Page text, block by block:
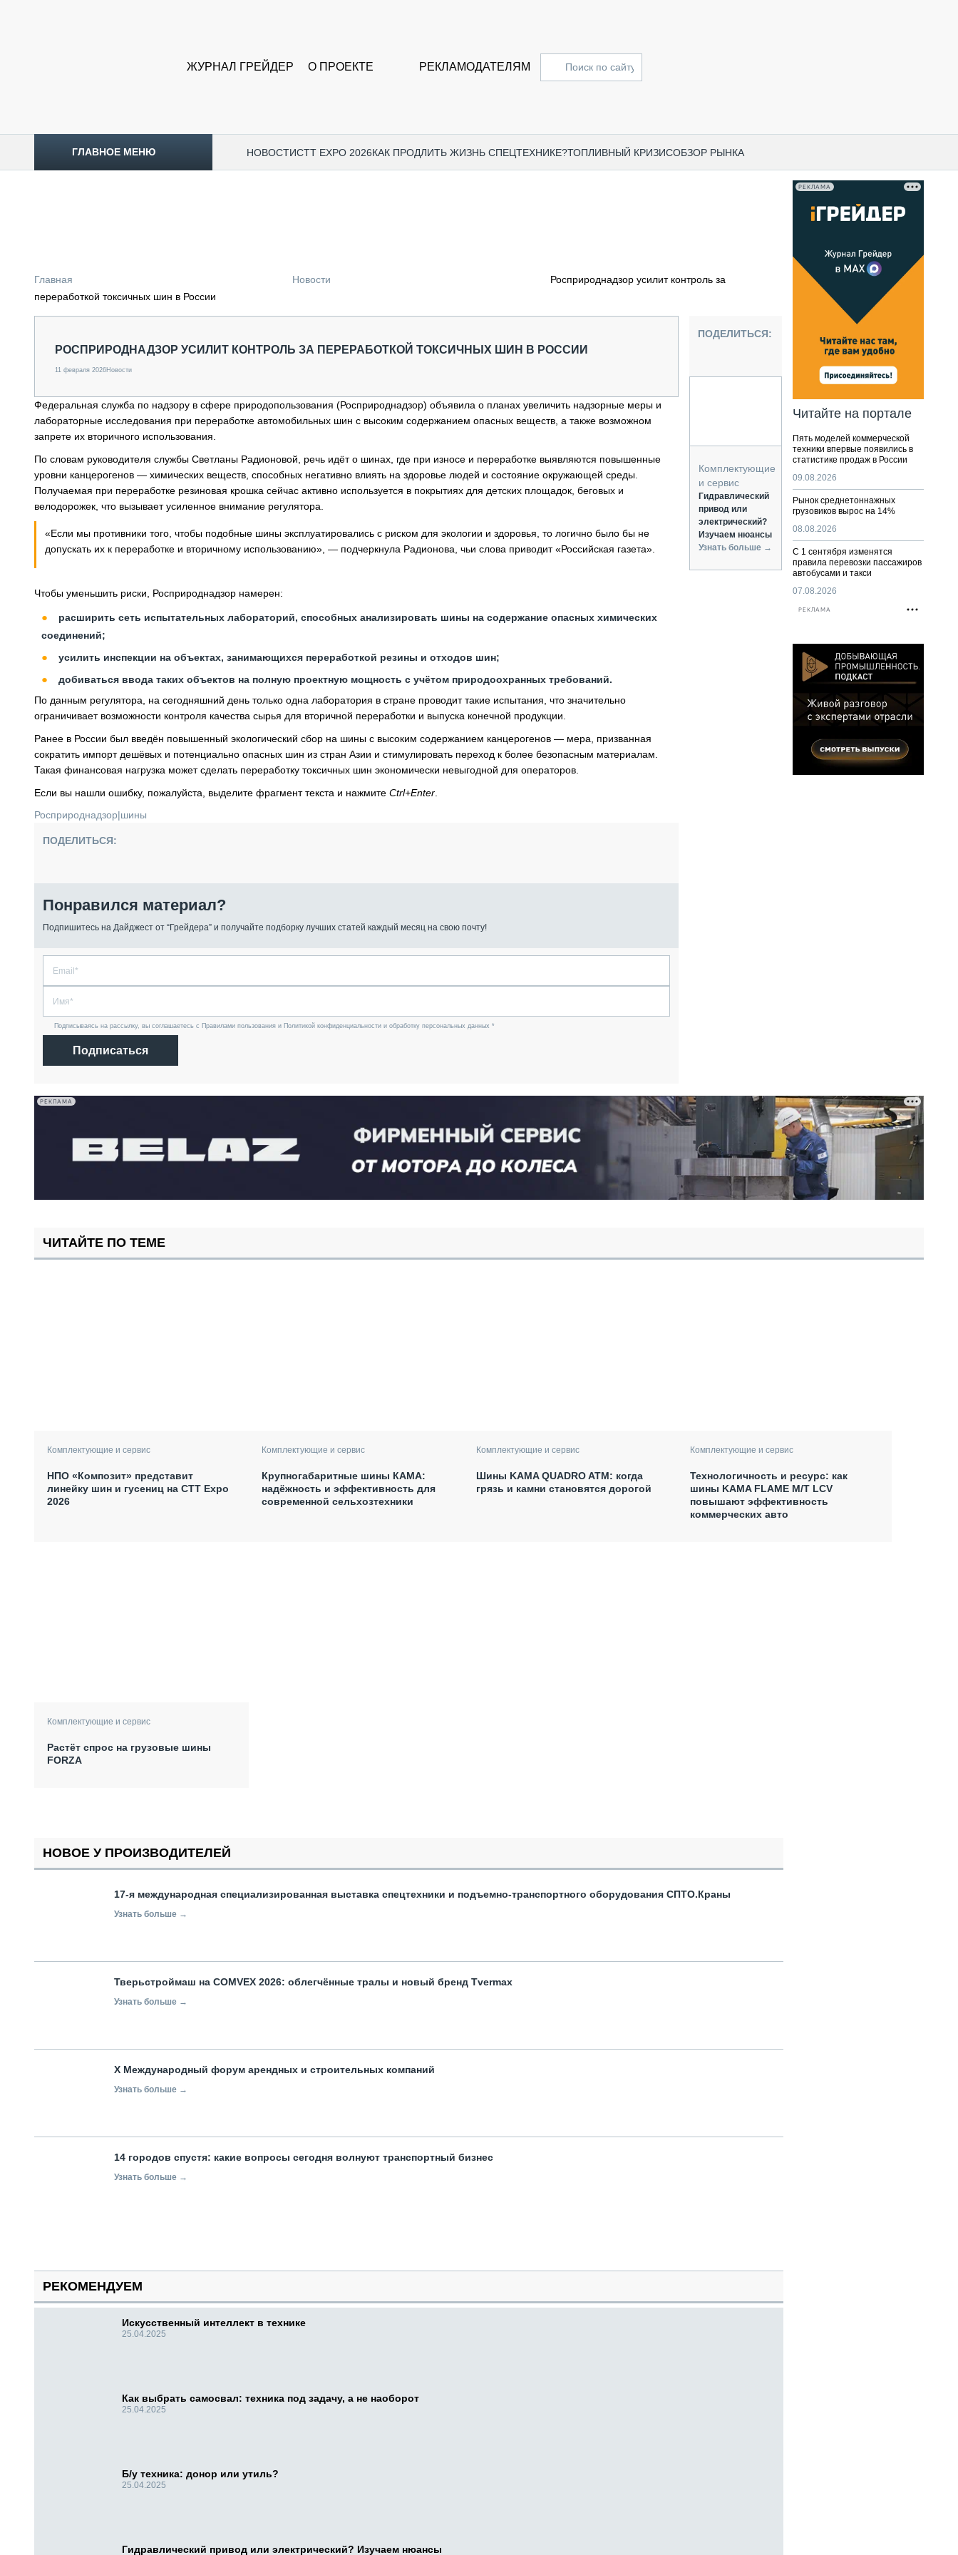
ЖУРНАЛ ГРЕЙДЕР О ПРОЕКТЕ РЕКЛАМОДАТЕЛЯМ
ГЛАВНОЕ МЕНЮ НОВОСТИCTT EXPO 2026КАК ПРОДЛИТЬ ЖИЗНЬ СПЕЦТЕХНИКЕ?ТОПЛИВНЫЙ КРИЗИСОБЗОР РЫНКА
ОБЗОР РЫНКА
ГРУЗОПЕРЕВОЗКИ
ИСПЫТАТЕЛИ
ТЕХНОЛОГИИ
ДОРОЖНАЯ ИНДУСТРИЯ
СЕРВИСМЕНЫ
БЛИЖАЙШИЕ МЕРОПРИЯТИЯ
ПОДЪЁМНАЯ ТЕХНИКА
ПАССАЖИРСКИЙ ТРАНСПОРТ
КАРЬЕРНАЯ ТЕХНИКА
ЛОГИСТИКА И СКЛАД
КОМПЛЕКТУЮЩИЕ И СЕРВИС
Главная Новости
Росприроднадзор усилит контроль за
переработкой токсичных шин в России
РОСПРИРОДНАДЗОР УСИЛИТ КОНТРОЛЬ ЗА ПЕРЕРАБОТКОЙ ТОКСИЧНЫХ ШИН В РОССИИ
11 февраля 2026Новости
Федеральная служба по надзору в сфере природопользования (Росприроднадзор) объявила о планах увеличить надзорные меры и
лабораторные исследования при переработке автомобильных шин с высоким содержанием опасных веществ, а также возможном
запрете их вторичного использования.
По словам руководителя службы Светланы Радионовой, речь идёт о шинах, где при износе и переработке выявляются повышенные
уровни канцерогенов — химических веществ, способных негативно влиять на здоровье людей и состояние окружающей среды.
Получаемая при переработке резиновая крошка сейчас активно используется в покрытиях для детских площадок, беговых и
велодорожек, что вызывает усиленное внимание регулятора.
«Если мы противники того, чтобы подобные шины эксплуатировались с риском для экологии и здоровья, то логично было бы не
допускать их к переработке и вторичному использованию», — подчеркнула Радионова, чьи слова приводит «Российская газета».
Чтобы уменьшить риски, Росприроднадзор намерен:
расширить сеть испытательных лабораторий, способных анализировать шины на содержание опасных химических
соединений;
усилить инспекции на объектах, занимающихся переработкой резины и отходов шин;
добиваться ввода таких объектов на полную проектную мощность с учётом природоохранных требований.
По данным регулятора, на сегодняшний день только одна лаборатория в стране проводит такие испытания, что значительно
ограничивает возможности контроля качества сырья для вторичной переработки и выпуска конечной продукции.
Ранее в России был введён повышенный экологический сбор на шины с высоким содержанием канцерогенов — мера, призванная
сократить импорт дешёвых и потенциально опасных шин из стран Азии и стимулировать переход к более безопасным материалам.
Такая финансовая нагрузка может сделать переработку токсичных шин экономически невыгодной для операторов.
Если вы нашли ошибку, пожалуйста, выделите фрагмент текста и нажмите Ctrl+Enter
Росприроднадзор|шины
ПОДЕЛИТЬСЯ:
Понравился материал?
Подпишитесь на Дайджест от “Грейдера” и получайте подборку лучших статей каждый месяц на свою почту!
Подписываясь на рассылку, вы соглашаетесь с Правилами пользования и Политикой конфиденциальности и обработку персональных данных *
Подписаться
ПОДЕЛИТЬСЯ:
Комплектующие
и сервис
Гидравлический
привод или
электрический?
Изучаем нюансы
Узнать больше →
РЕКЛАМА
Читайте на портале
Пять моделей коммерческой
техники впервые появились в
статистике продаж в России
09.08.2026
Рынок среднетоннажных
грузовиков вырос на 14%
08.08.2026
С 1 сентября изменятся
правила перевозки пассажиров
автобусами и такси
07.08.2026
РЕКЛАМА
РЕКЛАМА
ЧИТАЙТЕ ПО ТЕМЕ
Комплектующие и сервис
НПО «Композит» представит
линейку шин и гусениц на СТТ Expo
2026
Комплектующие и сервис
Крупногабаритные шины КАМА:
надёжность и эффективность для
современной сельхозтехники
Комплектующие и сервис
Шины KAMA QUADRO ATM: когда
грязь и камни становятся дорогой
Комплектующие и сервис
Технологичность и ресурс: как
шины KAMA FLAME M/T LCV
повышают эффективность
коммерческих авто
Комплектующие и сервис
Растёт спрос на грузовые шины
FORZA
НОВОЕ У ПРОИЗВОДИТЕЛЕЙ
17-я международная специализированная выставка спецтехники и подъемно-транспортного оборудования СПТО.Краны
Узнать больше →
Тверьстроймаш на COMVEX 2026: облегчённые тралы и новый бренд Tvermax
Узнать больше →
X Международный форум арендных и строительных компаний
Узнать больше →
14 городов спустя: какие вопросы сегодня волнуют транспортный бизнес
Узнать больше →
РЕКОМЕНДУЕМ
Искусственный интеллект в технике
25.04.2025
Как выбрать самосвал: техника под задачу, а не наоборот
25.04.2025
Б/у техника: донор или утиль?
25.04.2025
Гидравлический привод или электрический? Изучаем нюансы